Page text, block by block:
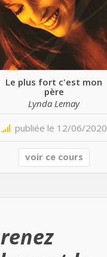
Le plus fort c'est mon
père
Lynda Lemay
publiée le 12/06/2020
voir ce cours